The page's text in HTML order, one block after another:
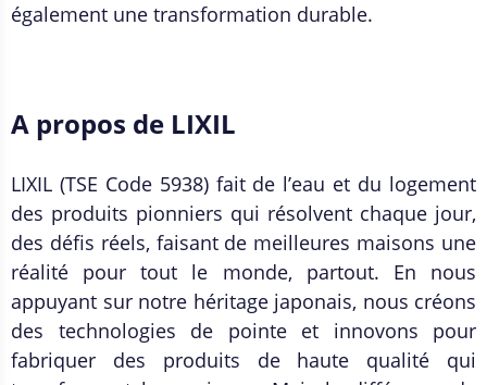
également une transformation durable.
A propos de LIXIL
LIXIL (TSE Code 5938) fait de l’eau et du logement
des produits pionniers qui résolvent chaque jour,
des défis réels, faisant de meilleures maisons une
réalité pour tout le monde, partout. En nous
appuyant sur notre héritage japonais, nous créons
des technologies de pointe et innovons pour
fabriquer des produits de haute qualité qui